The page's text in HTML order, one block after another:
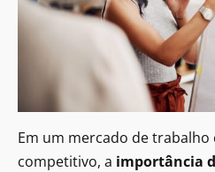
Em um mercado de trabalho
competitivo, a importância